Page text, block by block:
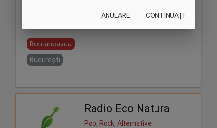
ANULARE CONTINUAȚI
Romaneasca
București
Radio Eco Natura
Pop, Rock, Alternative